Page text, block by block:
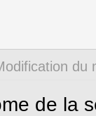
du
de la